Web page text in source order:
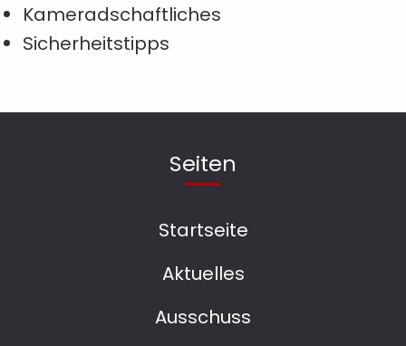
Kameradschaftliches
Sicherheitstipps
Seiten
Startseite
Aktuelles
Ausschuss